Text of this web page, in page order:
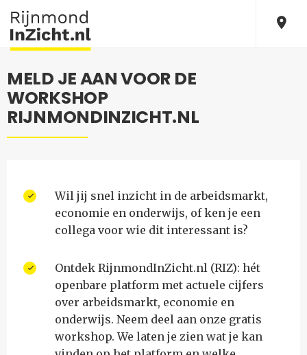
MELD JE AAN VOOR DE
WORKSHOP
RIJNMONDINZICHT.NL
Wil jij snel inzicht in de arbeidsmarkt,
economie en onderwijs, of ken je een
collega voor wie dit interessant is?
Ontdek RijnmondInZicht.nl (RIZ): hét
openbare platform met actuele cijfers
over arbeidsmarkt, economie en
onderwijs. Neem deel aan onze gratis
workshop. We laten je zien wat je kan